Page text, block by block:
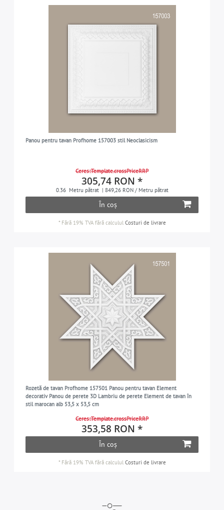
Panou pentru tavan Profhome 157003 stil Neoclasicism
Ceres::Template.crossPriceRRP
305,74 RON *
0.36 Metru pătrat | 849,26 RON / Metru pătrat
În coș
* Fără 19% TVAfără calculul Costuri de livrare
Rozetă de tavan Profhome 157501 Panou pentru tavan Element
decorativ Panou de perete 3D Lambriu de perete Element de tavan în
stil marocan alb 53,5 x 53,5 cm
Ceres::Template.crossPriceRRP
353,58 RON *
În coș
* Fără 19% TVAfără calculul Costuri de livrare